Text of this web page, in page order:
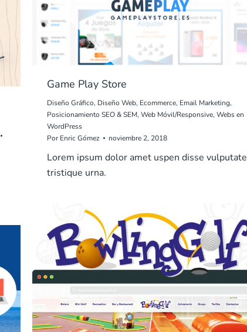
Game Play Store
Diseño Gráfico, Diseño Web, Ecommerce, Email Marketing,
Posicionamiento SEO & SEM, Web Móvil/Responsive, Webs en
WordPress
PorEnric Gómez noviembre 2, 2018
Lorem ipsum dolor amet uspen disse vulputate
tristique urna.